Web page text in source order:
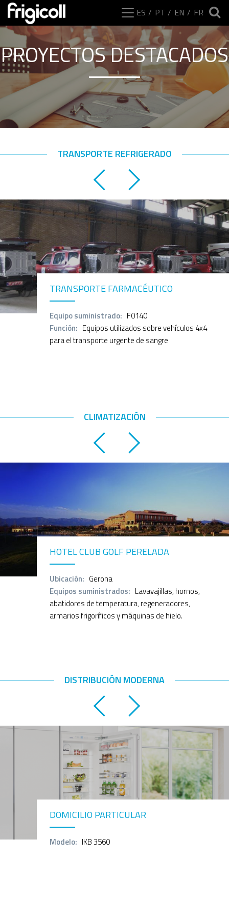
ES PT EN FR
PROYECTOS DESTACADOS
TRANSPORTE REFRIGERADO
TRANSPORTE FARMACÉUTICO
Equipo suministrado: F0140
Función: Equipos utilizados sobre vehículos 4x4
para el transporte urgente de sangre
CLIMATIZACIÓN
HOTEL CLUB GOLF PERELADA
Ubicación: Gerona
Equipos suministrados: Lavavajillas, hornos,
abatidores de temperatura, regeneradores,
armarios frigoríficos y máquinas de hielo.
DISTRIBUCIÓN MODERNA
DOMICILIO PARTICULAR
Modelo: IKB 3560